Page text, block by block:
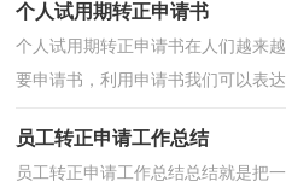
个人试用期转正申请书
个人试用期转正申请书在人们越来
要申请书，利用申请书我们可以表
员工转正申请工作总结
员工转正申请工作总结总结就是把